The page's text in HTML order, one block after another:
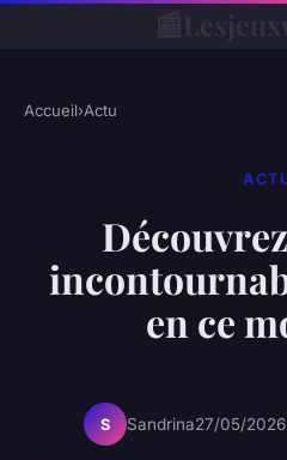
Accueil›Actu
en ce
S Sandrina27/05/2026